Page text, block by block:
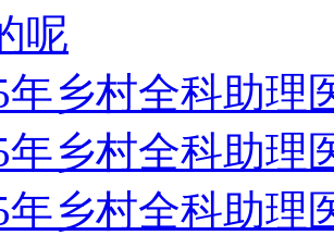
呢
年乡村全科助理
年乡村全科助理
年乡村全科助理